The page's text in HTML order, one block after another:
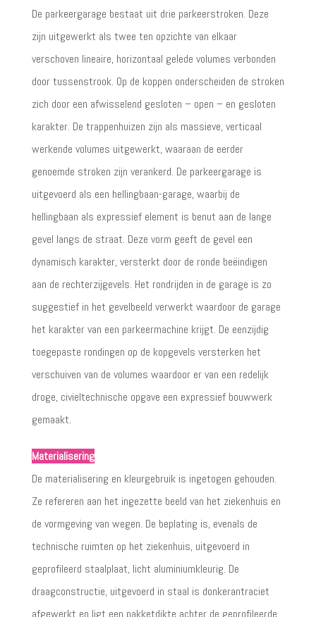
De parkeergarage bestaat uit drie parkeerstroken. Deze
zijn uitgewerkt als twee ten opzichte van elkaar
verschoven lineaire, horizontaal gelede volumes verbonden
door tussenstrook. Op de koppen onderscheiden de stroken
zich door een afwisselend gesloten – open – en gesloten
karakter. De trappenhuizen zijn als massieve, verticaal
werkende volumes uitgewerkt, waaraan de eerder
genoemde stroken zijn verankerd. De parkeergarage is
uitgevoerd als een hellingbaan-garage, waarbij de
hellingbaan als expressief element is benut aan de lange
gevel langs de straat. Deze vorm geeft de gevel een
dynamisch karakter, versterkt door de ronde beëindigen
aan de rechterzijgevels. Het rondrijden in de garage is zo
suggestief in het gevelbeeld verwerkt waardoor de garage
het karakter van een parkeermachine krijgt. De eenzijdig
toegepaste rondingen op de kopgevels versterken het
verschuiven van de volumes waardoor er van een redelijk
droge, civieltechnische opgave een expressief bouwwerk
gemaakt.
Materialisering
De materialisering en kleurgebruik is ingetogen gehouden.
Ze refereren aan het ingezette beeld van het ziekenhuis en
de vormgeving van wegen. De beplating is, evenals de
technische ruimten op het ziekenhuis, uitgevoerd in
geprofileerd staalplaat, licht aluminiumkleurig. De
draagconstructie, uitgevoerd in staal is donkerantraciet